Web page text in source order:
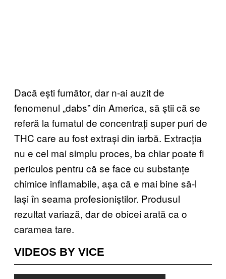
Dacă ești fumător, dar n-ai auzit de
fenomenul „dabs” din America, să știi că se
referă la fumatul de concentrați super puri de
THC care au fost extrași din iarbă. Extracția
nu e cel mai simplu proces, ba chiar poate fi
periculos pentru că se face cu substanțe
chimice inflamabile, așa că e mai bine să-l
lași în seama profesioniștilor. Produsul
rezultat variază, dar de obicei arată ca o
caramea tare.
VIDEOS BY VICE